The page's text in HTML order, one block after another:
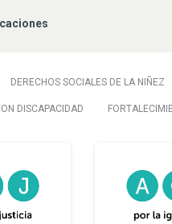
DERECHOS SOCIALES DE LA NIÑEZ
DISCAPACIDAD